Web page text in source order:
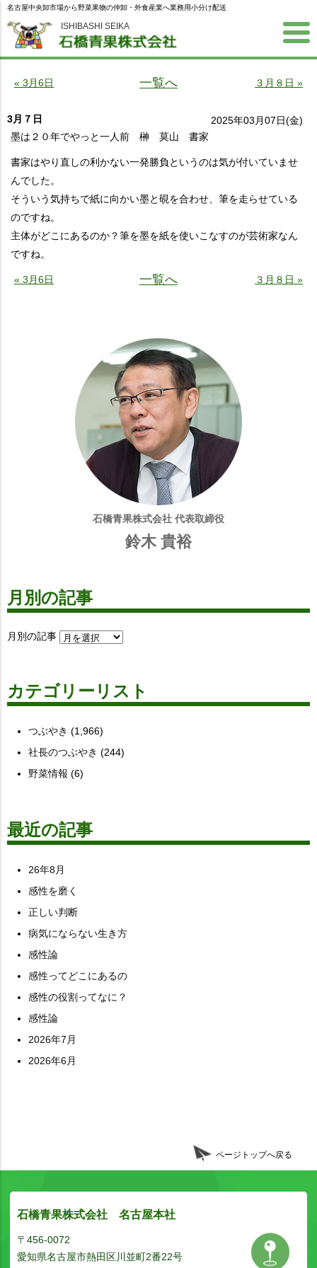
ISHIBASHI SEIKA
名古屋中央卸市場から野菜果物の仲卸・外食産業へ業務用小分け配送
« 3月6日 一覧へ ３月８日 »
3月７日
2025年03月07日(金)
墨は２０年でやっと一人前 榊 莫山 書家
書家はやり直しの利かない一発勝負というのは気が付いていませ
んでした。
そういう気持ちで紙に向かい墨と硯を合わせ、筆を走らせている
のですね。
主体がどこにあるのか？筆を墨を紙を使いこなすのが芸術家なん
ですね。
« 3月6日 一覧へ ３月８日 »
石橋青果株式会社 代表取締役
鈴木 貴裕
月別の記事
月別の記事
カテゴリーリスト
つぶやき (1,966)
社長のつぶやき (244)
野菜情報 (6)
最近の記事
26年8月
感性を磨く
正しい判断
病気にならない生き方
感性論
感性ってどこにあるの
感性の役割ってなに？
感性論
2026年7月
2026年6月
ページトップへ戻る
石橋青果株式会社 名古屋本社
〒456-0072
愛知県名古屋市熱田区川並町2番22号